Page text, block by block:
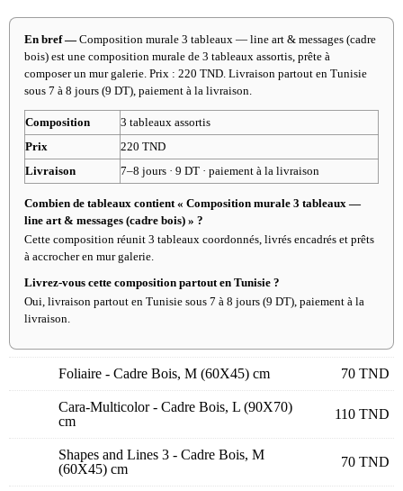
En bref — Composition murale 3 tableaux — line art & messages (cadre
bois) est une composition murale de 3 tableaux assortis, prête à
composer un mur galerie. Prix : 220 TND. Livraison partout en Tunisie
sous 7 à 8 jours (9 DT), paiement à la livraison.
Composition
3 tableaux assortis
Prix
220 TND
Livraison
7–8 jours · 9 DT · paiement à la livraison
Combien de tableaux contient « Composition murale 3 tableaux —
line art & messages (cadre bois) » ?
Cette composition réunit 3 tableaux coordonnés, livrés encadrés et prêts
à accrocher en mur galerie.
Livrez-vous cette composition partout en Tunisie ?
Oui, livraison partout en Tunisie sous 7 à 8 jours (9 DT), paiement à la
livraison.
Foliaire - Cadre Bois, M (60X45) cm 70 TND
Cara-Multicolor - Cadre Bois, L (90X70)
cm
110 TND
Shapes and Lines 3 - Cadre Bois, M
(60X45) cm
70 TND